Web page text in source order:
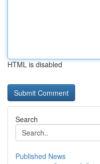
HTML is disabled
Search
Published News